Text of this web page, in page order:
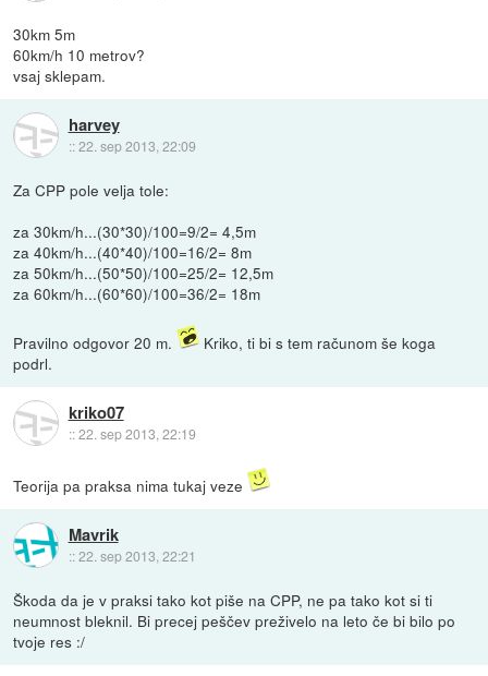
30km 5m
60km/h 10 metrov?
vsaj sklepam.
harvey
::22. sep 2013, 22:09
Za CPP pole velja tole:
za 30km/h...(30*30)/100=9/2= 4,5m
za 40km/h...(40*40)/100=16/2= 8m
za 50km/h...(50*50)/100=25/2= 12,5m
za 60km/h...(60*60)/100=36/2= 18m
Pravilno odgovor 20 m.
Kriko, ti bi s tem računom še koga
podrl.
kriko07
::22. sep 2013, 22:19
Teorija pa praksa nima tukaj veze
Mavrik
::22. sep 2013, 22:21
Škoda da je v praksi tako kot piše na CPP, ne pa tako kot si ti
neumnost bleknil. Bi precej peščev preživelo na leto če bi bilo po
tvoje res :/